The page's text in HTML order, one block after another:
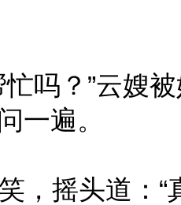
吗？”云嫂
一遍。
，摇头道：“